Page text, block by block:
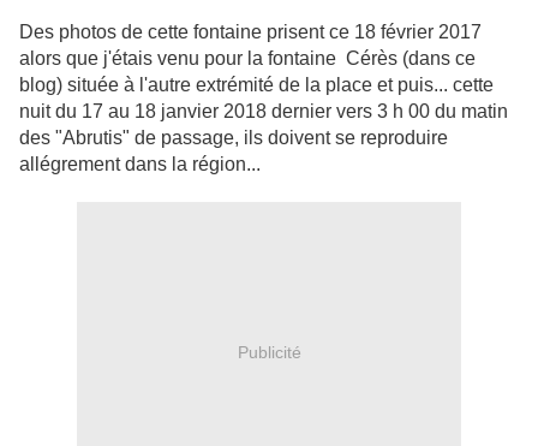
Des photos de cette fontaine prisent ce 18 février 2017
alors que j'étais venu pour la fontaine Cérès (dans ce
blog) située à l'autre extrémité de la place et puis... cette
nuit du 17 au 18 janvier 2018 dernier vers 3 h 00 du matin
des "Abrutis" de passage, ils doivent se reproduire
allégrement dans la région...
Publicité